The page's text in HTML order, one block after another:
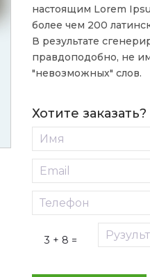
настоящим Lorem
более чем 200
В результате
правдоподобно, не
"невозможных" слов.
Хотите заказать?
3 + 8 =